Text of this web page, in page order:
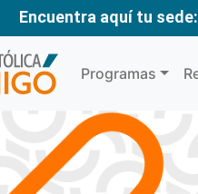
Encuentra aquí tu sede:
Programas